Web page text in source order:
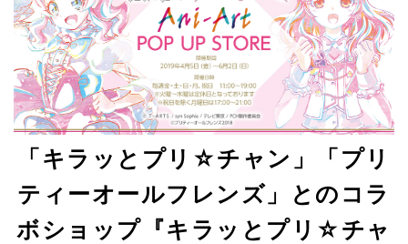
b
o
o
k
「キラッとプリ☆チャン」「プリ
ティーオールフレンズ」とのコラ
ボショップ『キラッとプリ☆チャ